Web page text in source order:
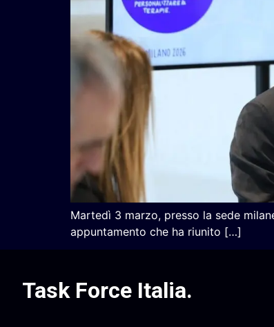
Martedì 3 marzo, presso la sede
appuntamento che ha riunito […]
Task Force Italia.